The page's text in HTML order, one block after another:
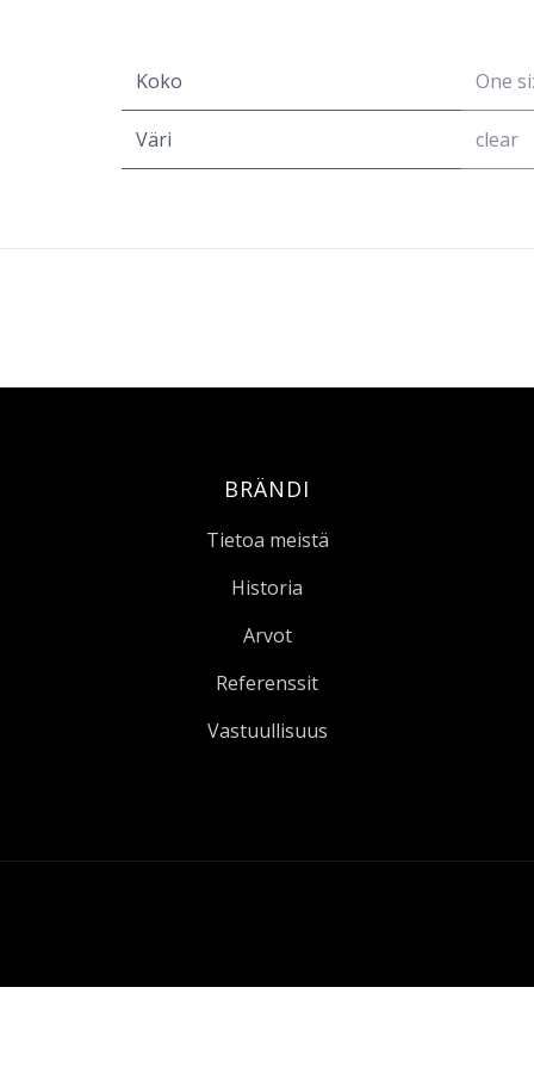
Koko One
Väri clear
BRÄNDI
Tietoa meistä
Historia
Arvot
Referenssit
Vastuullisuus